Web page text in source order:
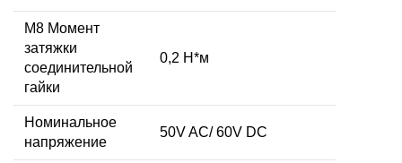
M8 Момент
затяжки
соединительной
гайки
0,2 Н*м
Номинальное
напряжение
50V AC/ 60V DC